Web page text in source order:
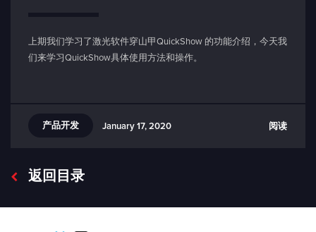
上期我们学习了激光软件穿山甲QuickShow 的功能介绍，今天我
们来学习QuickShow具体使用方法和操作。
产品开发 January 17, 2020 阅读
返回目录